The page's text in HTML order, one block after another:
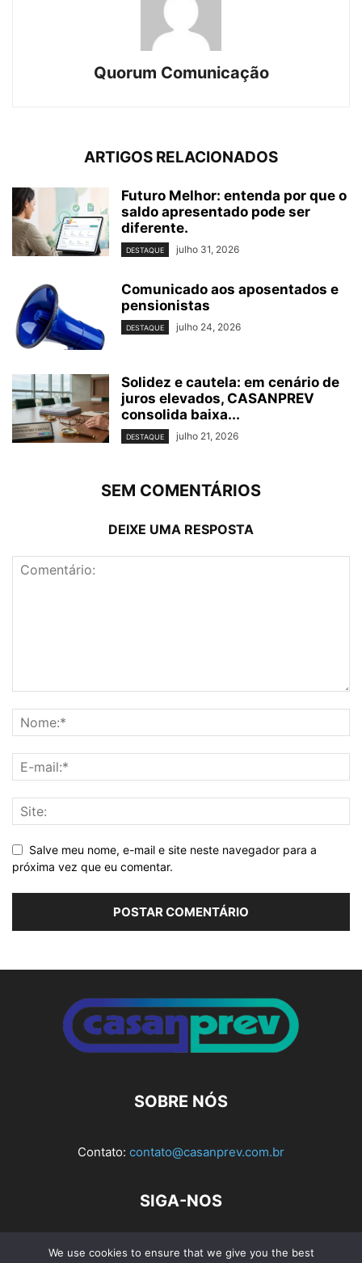
Quorum Comunicação
ARTIGOS RELACIONADOS
Futuro Melhor: entenda por que o
saldo apresentado pode ser
diferente.
DESTAQUE julho 31, 2026
Comunicado aos aposentados e
pensionistas
DESTAQUE julho 24, 2026
Solidez e cautela: em cenário de
juros elevados, CASANPREV
consolida baixa...
DESTAQUE julho 21, 2026
SEM COMENTÁRIOS
DEIXE UMA RESPOSTA
Salve meu nome, e-mail e site neste navegador para a
próxima vez que eu comentar.
SOBRE NÓS
Contato: contato@casanprev.com.br
SIGA-NOS
We use cookies to ensure that we give you the best